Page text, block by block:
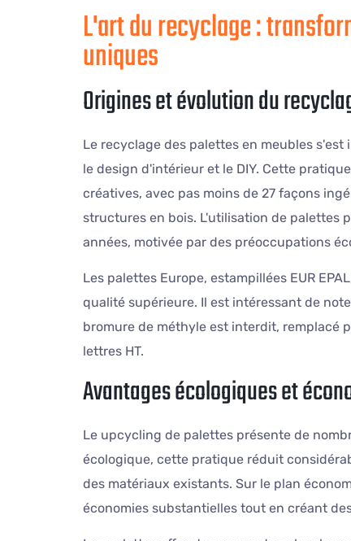
L'art du recyclage :
uniques
Origines et évolution du
Le recyclage des palettes en meubles
le design d'intérieur et le DIY. Cette
créatives, avec pas moins de 27 façons
structures en bois. L'utilisation de palettes
années, motivée par des préoccupations
Les palettes Europe, estampillées EUR
qualité supérieure. Il est intéressant de
bromure de méthyle est interdit, remplacé
lettres HT.
Avantages écologiques et
Le upcycling de palettes présente de
écologique, cette pratique réduit
des matériaux existants. Sur le plan
économies substantielles tout en créant